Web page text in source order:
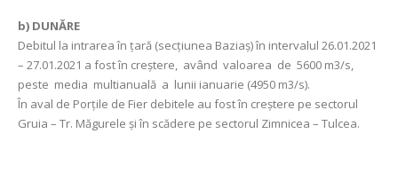
b) DUNĂRE
Debitul la intrarea în ţară (secţiunea Baziaş) în intervalul 26.01.2021
– 27.01.2021 a fost în creștere, având valoarea de 5600 m3/s,
peste media multianuală a lunii ianuarie (4950 m3/s).
În aval de Porţile de Fier debitele au fost în creștere pe sectorul
Gruia – Tr. Măgurele și în scădere pe sectorul Zimnicea – Tulcea.